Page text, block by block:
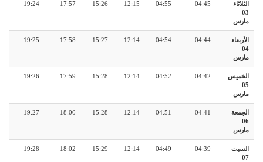
الثلاثاء
03
مارس
04:45
04:55
12:15
15:26
17:57
19:24
الأربعاء
04
مارس
04:44
04:54
12:14
15:27
17:58
19:25
الخميس
05
مارس
04:42
04:52
12:14
15:28
17:59
19:26
الجمعة
06
مارس
04:41
04:51
12:14
15:28
18:00
19:27
السبت
07
04:39
04:49
12:14
15:29
18:02
19:28